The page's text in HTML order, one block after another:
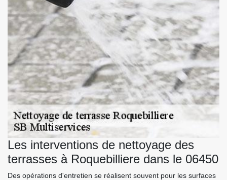
Les interventions de nettoyage des
terrasses à Roquebilliere dans le 06450
Des opérations d'entretien se réalisent souvent pour les surfaces